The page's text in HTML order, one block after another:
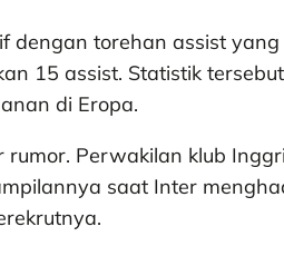
dengan torehan assist
15 assist. Statistik
di Eropa.
Perwakilan klub
saat Inter